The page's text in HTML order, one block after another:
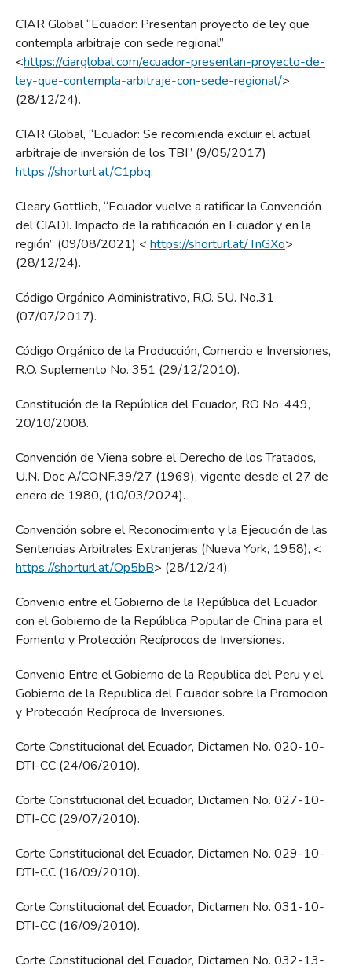
CIAR Global “Ecuador: Presentan proyecto de ley que
contempla arbitraje con sede regional”
<https://ciarglobal.com/ecuador-presentan-proyecto-de-
ley-que-contempla-arbitraje-con-sede-regional/>
(28/12/24).
CIAR Global, “Ecuador: Se recomienda excluir el actual
arbitraje de inversión de los TBI” (9/05/2017)
https://shorturl.at/C1pbq.
Cleary Gottlieb, “Ecuador vuelve a ratificar la Convención
del CIADI. Impacto de la ratificación en Ecuador y en la
región” (09/08/2021) < https://shorturl.at/TnGXo>
(28/12/24).
Código Orgánico Administrativo, R.O. SU. No.31
(07/07/2017).
Código Orgánico de la Producción, Comercio e Inversiones,
R.O. Suplemento No. 351 (29/12/2010).
Constitución de la República del Ecuador, RO No. 449,
20/10/2008.
Convención de Viena sobre el Derecho de los Tratados,
U.N. Doc A/CONF.39/27 (1969), vigente desde el 27 de
enero de 1980, (10/03/2024).
Convención sobre el Reconocimiento y la Ejecución de las
Sentencias Arbitrales Extranjeras (Nueva York, 1958), <
https://shorturl.at/Op5bB> (28/12/24).
Convenio entre el Gobierno de la República del Ecuador
con el Gobierno de la República Popular de China para el
Fomento y Protección Recíprocos de Inversiones.
Convenio Entre el Gobierno de la Republica del Peru y el
Gobierno de la Republica del Ecuador sobre la Promocion
y Protección Recíproca de Inversiones.
Corte Constitucional del Ecuador, Dictamen No. 020-10-
DTI-CC (24/06/2010).
Corte Constitucional del Ecuador, Dictamen No. 027-10-
DTI-CC (29/07/2010).
Corte Constitucional del Ecuador, Dictamen No. 029-10-
DTI-CC (16/09/2010).
Corte Constitucional del Ecuador, Dictamen No. 031-10-
DTI-CC (16/09/2010).
Corte Constitucional del Ecuador, Dictamen No. 032-13-